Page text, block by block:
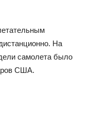
На
самолета было
США.